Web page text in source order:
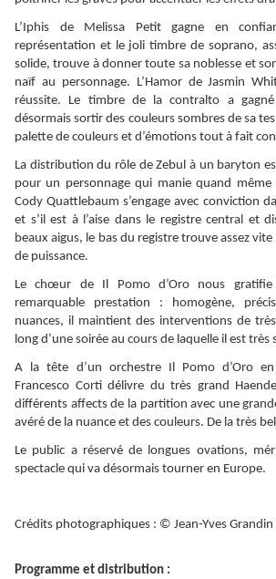
L’Iphis de Melissa Petit gagne en
représentation et le joli timbre de soprano,
solide, trouve à donner toute sa noblesse et
naïf au personnage. L’Hamor de Jasmin
réussite. Le timbre de la contralto a
désormais sortir des couleurs sombres de sa
palette de couleurs et d’émotions tout à fait
La distribution du rôle de Zebul à un baryton
pour un personnage qui manie quand même
Cody Quattlebaum s’engage avec conviction
et s’il est à l’aise dans le registre central et
beaux aigus, le bas du registre trouve assez
de puissance.
Le chœur de Il Pomo d’Oro nous gratifie
remarquable prestation : homogène,
nuances, il maintient des interventions de
long d’une soirée au cours de laquelle il est très
A la tête d’un orchestre Il Pomo d’Oro
Francesco Corti délivre du très grand
différents affects de la partition avec une
avéré de la nuance et des couleurs. De la très
Le public a réservé de longues ovations,
spectacle qui va désormais tourner en Europe.
Crédits photographiques : © Jean-Yves Grandin
Programme et distribution :